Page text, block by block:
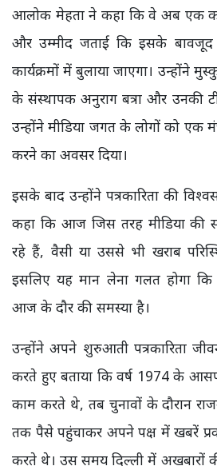
आलोक मेहता ने कहा कि वे अब एक
और उम्मीद जताई कि इसके
कार्यक्रमों में बुलाया जाएगा। उन्होंने
के संस्थापक अनुराग बत्रा और उनकी
उन्होंने मीडिया जगत के लोगों को
करने का अवसर दिया।
इसके बाद उन्होंने पत्रकारिता की
कहा कि आज जिस तरह मीडिया की
रहे हैं, वैसी या उससे भी खराब
इसलिए यह मान लेना गलत होगा कि
आज के दौर की समस्या है।
उन्होंने अपने शुरुआती पत्रकारिता
करते हुए बताया कि वर्ष 1974 के
काम करते थे, तब चुनावों के दौरान
तक पैसे पहुंचाकर अपने पक्ष में खबरें
करते थे। उस समय दिल्ली में अखबारों